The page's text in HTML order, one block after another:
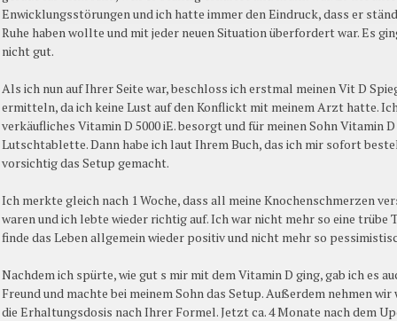
Enwicklungsstörungen und ich hatte immer den Eindruck, dass er
Ruhe haben wollte und mit jeder neuen Situation überfordert war. Es
nicht gut.
Als ich nun auf Ihrer Seite war, beschloss ich erstmal meinen Vit D
ermitteln, da ich keine Lust auf den Konflickt mit meinem Arzt hatte.
verkäufliches Vitamin D 5000 iE. besorgt und für meinen Sohn Vitamin D
Lutschtablette. Dann habe ich laut Ihrem Buch, das ich mir sofort
vorsichtig das Setup gemacht.
Ich merkte gleich nach 1 Woche, dass all meine Knochenschmerzen
waren und ich lebte wieder richtig auf. Ich war nicht mehr so eine trübe
finde das Leben allgemein wieder positiv und nicht mehr so
Nachdem ich spürte, wie gut s mir mit dem Vitamin D ging, gab ich es
Freund und machte bei meinem Sohn das Setup. Außerdem nehmen
die Erhaltungsdosis nach Ihrer Formel. Jetzt ca. 4 Monate nach dem